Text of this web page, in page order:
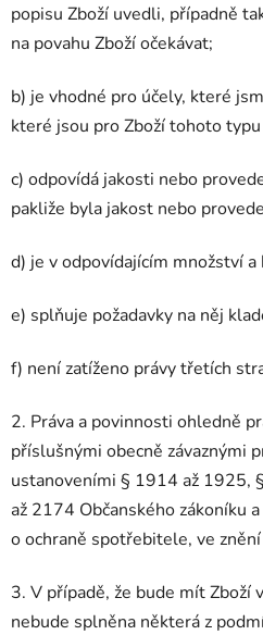
popisu Zboží uvedli, případně
na povahu Zboží očekávat;
b) je vhodné pro účely, které
které jsou pro Zboží tohoto
c) odpovídá jakosti nebo
pakliže byla jakost nebo
d) je v odpovídajícím množství
e) splňuje požadavky na něj
f) není zatíženo právy třetích
2. Práva a povinnosti ohledně
příslušnými obecně závaznými
ustanoveními § 1914 až 1925,
až 2174 Občanského zákoníku
o ochraně spotřebitele, ve
3. V případě, že bude mít Zboží
nebude splněna některá z